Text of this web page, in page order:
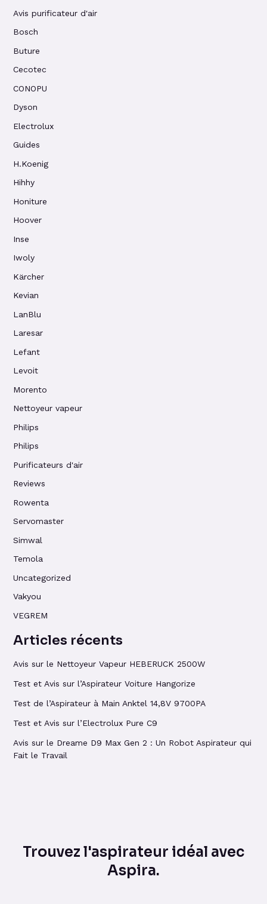
Avis purificateur d'air
Bosch
Buture
Cecotec
CONOPU
Dyson
Electrolux
Guides
H.Koenig
Hihhy
Honiture
Hoover
Inse
Iwoly
Kärcher
Kevian
LanBlu
Laresar
Lefant
Levoit
Morento
Nettoyeur vapeur
Philips
Philips
Purificateurs d'air
Reviews
Rowenta
Servomaster
Simwal
Temola
Uncategorized
Vakyou
VEGREM
Articles récents
Avis sur le Nettoyeur Vapeur HEBERUCK 2500W
Test et Avis sur l’Aspirateur Voiture Hangorize
Test de l’Aspirateur à Main Anktel 14,8V 9700PA
Test et Avis sur l’Electrolux Pure C9
Avis sur le Dreame D9 Max Gen 2 : Un Robot Aspirateur qui
Fait le Travail
Trouvez l'aspirateur idéal avec
Aspira.